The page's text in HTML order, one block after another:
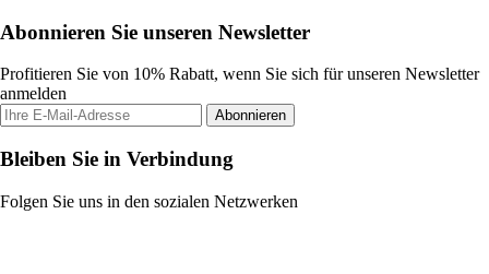
Abonnieren Sie unseren Newsletter
Profitieren Sie von 10% Rabatt, wenn Sie sich für unseren Newsletter
anmelden
Abonnieren
Bleiben Sie in Verbindung
Folgen Sie uns in den sozialen Netzwerken